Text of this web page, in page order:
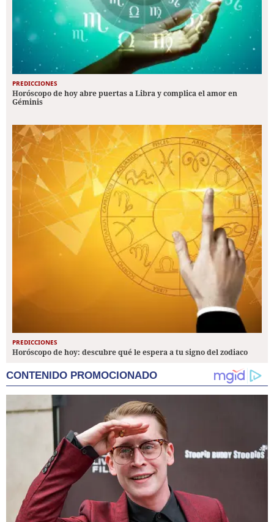
PREDICCIONES
Horóscopo de hoy abre puertas a Libra y complica el amor en
Géminis
PREDICCIONES
Horóscopo de hoy: descubre qué le espera a tu signo del zodiaco
CONTENIDO PROMOCIONADO